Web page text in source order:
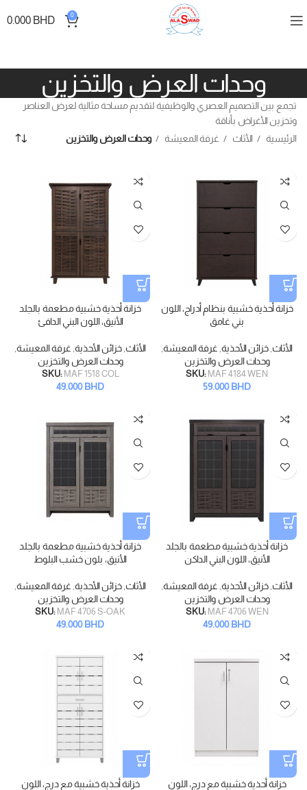
0
0.000 BHD
وحدات العرض والتخزين
تجمع بين التصميم العصري والوظيفية لتقديم مساحة مثالية لعرض العناصر
وتخزين الأغراض بأناقة
الرئيسية
الأثاث غرفة المعيشة وحدات العرض والتخزين
خزانة أحذية خشبية بنظام أدراج، اللون
بني غامق
الأثاث خزائن الأحذية غرفة المعيشة
وحدات العرض والتخزين
SKU: MAF 4184 WEN
59.000BHD
خزانة أحذية خشبية مطعمة بالجلد
الأنيق، اللون البني الدافئ
الأثاث خزائن الأحذية غرفة المعيشة
وحدات العرض والتخزين
SKU: MAF 1518 COL
49.000BHD
خزانة أحذية خشبية مطعمة بالجلد
الأنيق، اللون البني الداكن
الأثاث خزائن الأحذية غرفة المعيشة
وحدات العرض والتخزين
SKU: MAF 4706 WEN
49.000BHD
خزانة أحذية خشبية مطعمة بالجلد
الأنيق، بلون خشب البلوط
الأثاث خزائن الأحذية غرفة المعيشة
وحدات العرض والتخزين
SKU: MAF 4706 S-OAK
49.000BHD
خزانة أحذية خشبية مع درج، اللون
خزانة أحذية خشبية مع درج، اللون